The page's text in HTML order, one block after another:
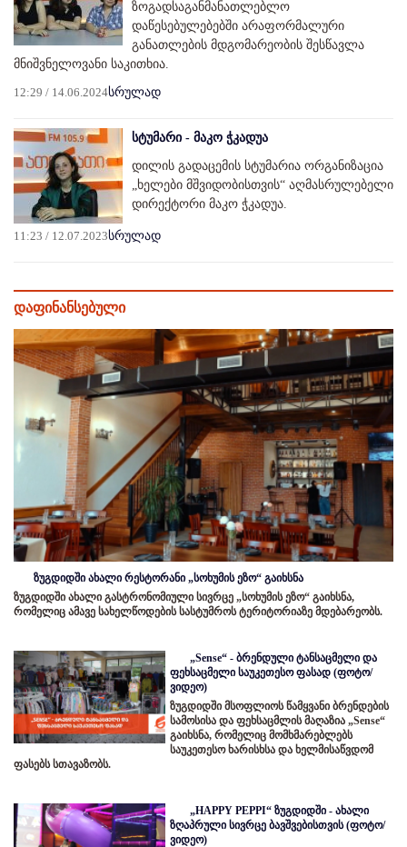
ზოგადსაგანმანათლებლო
დაწესებულებებში არაფორმალური
განათლების მდგომარეობის შესწავლა
მნიშვნელოვანი საკითხია.
12:29 / 14.06.2024სრულად
სტუმარი - მაკო ჭკადუა
დილის გადაცემის სტუმარია ორგანიზაცია
„ხელები მშვიდობისთვის“ აღმასრულებელი
დირექტორი მაკო ჭკადუა.
11:23 / 12.07.2023სრულად
დაფინანსებული
ზუგდიდში ახალი რესტორანი „სოხუმის ეზო“ გაიხსნა
ზუგდიდში ახალი გასტრონომიული სივრცე „სოხუმის ეზო“ გაიხსნა,
რომელიც ამავე სახელწოდების სასტუმროს ტერიტორიაზე მდებარეობს.
„Sense“ - ბრენდული ტანსაცმელი და
ფეხსაცმელი საუკეთესო ფასად (ფოტო/
ვიდეო)
ზუგდიდში მსოფლიოს წამყვანი ბრენდების
სამოსისა და ფეხსაცმლის მაღაზია „Sense“
გაიხსნა, რომელიც მომხმარებლებს
საუკეთესო ხარისხსა და ხელმისაწვდომ
ფასებს სთავაზობს.
„HAPPY PEPPI“ ზუგდიდში - ახალი
ზღაპრული სივრცე ბავშვებისთვის (ფოტო/
ვიდეო)